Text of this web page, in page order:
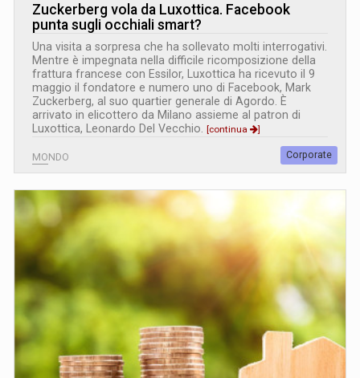
Zuckerberg vola da Luxottica. Facebook
punta sugli occhiali smart?
Una visita a sorpresa che ha sollevato molti interrogativi.
Mentre è impegnata nella difficile ricomposizione della
frattura francese con Essilor, Luxottica ha ricevuto il 9
maggio il fondatore e numero uno di Facebook, Mark
Zuckerberg, al suo quartier generale di Agordo. È
arrivato in elicottero da Milano assieme al patron di
Luxottica, Leonardo Del Vecchio.
[continua ]
MONDO Corporate